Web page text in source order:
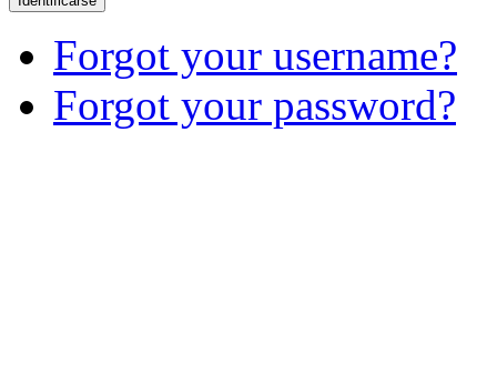
Forgot your username?
Forgot your password?